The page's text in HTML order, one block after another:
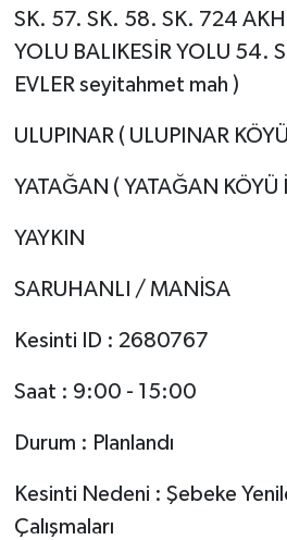
SK. 57. SK. 58. SK. 724
YOLU BALIKESİR YOLU 54.
EVLER seyitahmet mah )
ULUPINAR ( ULUPINAR
YATAĞAN ( YATAĞAN KÖYÜ
YAYKIN
SARUHANLI / MANİSA
Kesinti ID : 2680767
Saat : 9:00 - 15:00
Durum : Planlandı
Kesinti Nedeni : Şebeke
Çalışmaları